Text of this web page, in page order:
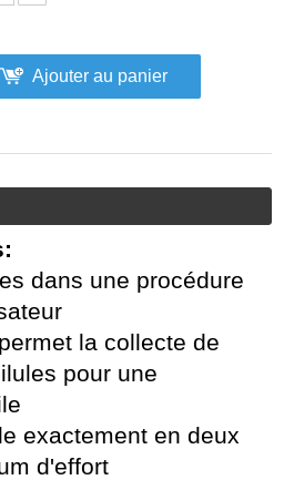
Ajouter au panier
dans une procédure
la collecte de
pour une
exactement en deux
d'effort